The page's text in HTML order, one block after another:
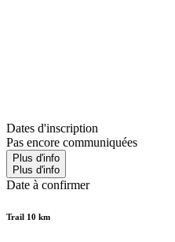
Dates d'inscription
Pas encore communiquées
Plus d'info
Plus d'info
Date à confirmer
Trail 10 km